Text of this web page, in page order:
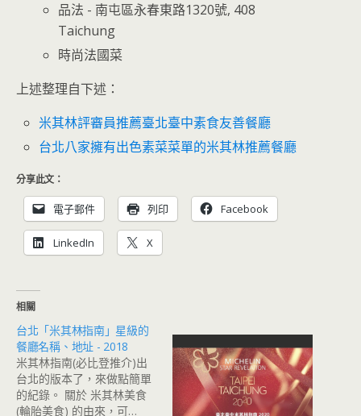
品法 - 南屯區永春東路1320號, 408
Taichung
時尚法國菜
上述整理自下述：
米其林評審員推薦臺北臺中素食友善餐廳
台北八家擁有出色素菜菜單的米其林推薦餐廳
分享此文：
電子郵件 列印 Facebook
LinkedIn X
相關
台北「米其林指南」星級的
餐廳名稱、地址 - 2018
米其林指南(必比登推介)出
台北的版本了，來做點簡單
的紀錄。 關於 米其林美食
(輪胎美食) 的由來，可…